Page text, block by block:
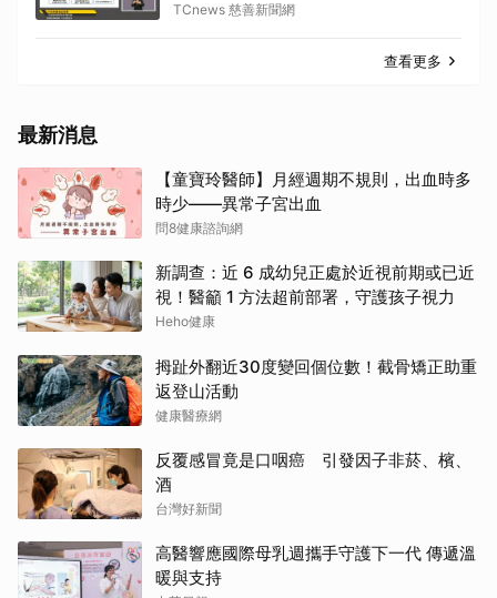
TCnews 慈善新聞網
查看更多
最新消息
【童寶玲醫師】月經週期不規則，出血時多
時少——異常子宮出血
問8健康諮詢網
新調查：近 6 成幼兒正處於近視前期或已近
視！醫籲 1 方法超前部署，守護孩子視力
Heho健康
拇趾外翻近30度變回個位數！截骨矯正助重
返登山活動
健康醫療網
反覆感冒竟是口咽癌 引發因子非菸、檳、
酒
台灣好新聞
高醫響應國際母乳週攜手守護下一代 傳遞溫
暖與支持